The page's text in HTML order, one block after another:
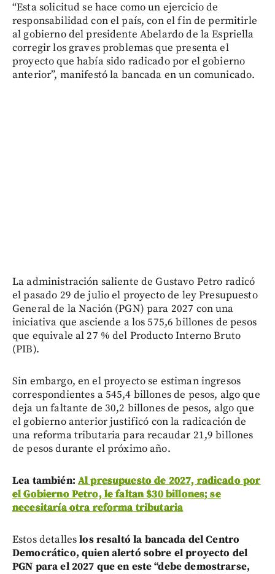
“Esta solicitud se hace como un ejercicio de
responsabilidad con el país, con el fin de permitirle
al gobierno del presidente Abelardo de la Espriella
corregir los graves problemas que presenta el
proyecto que había sido radicado por el gobierno
anterior”, manifestó la bancada en un comunicado.
La administración saliente de Gustavo Petro radicó
el pasado 29 de julio el proyecto de ley Presupuesto
General de la Nación (PGN) para 2027 con una
iniciativa que asciende a los 575,6 billones de pesos
que equivale al 27 % del Producto Interno Bruto
(PIB).
Sin embargo, en el proyecto se estiman ingresos
correspondientes a 545,4 billones de pesos, algo que
deja un faltante de 30,2 billones de pesos, algo que
el gobierno anterior justificó con la radicación de
una reforma tributaria para recaudar 21,9 billones
de pesos durante el próximo año.
Lea también: Al presupuesto de 2027, radicado por
el Gobierno Petro, le faltan $30 billones; se
necesitaría otra reforma tributaria
Estos detalleslos resaltó la bancada del Centro
Democrático, quien alertó sobre el proyecto del
PGN para el 2027 que en este “debe demostrarse,